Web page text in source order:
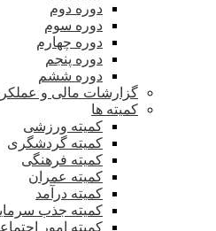
دوره دوم
دوره سوم
دوره چهارم
دوره پنجم
دوره ششم
گزارشات مالی و
کمیته ها
کمیته ورزشی
کمیته گردشگری
کمیته فرهنگی
کمیته عمران
کمیته درآمد
کمیته جذب
کمیته امور